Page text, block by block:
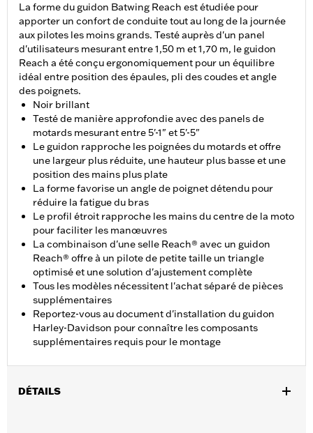
La forme du guidon Batwing Reach est étudiée pour
apporter un confort de conduite tout au long de la journée
aux pilotes les moins grands. Testé auprès d'un panel
d'utilisateurs mesurant entre 1,50 m et 1,70 m, le guidon
Reach a été conçu ergonomiquement pour un équilibre
idéal entre position des épaules, pli des coudes et angle
des poignets.
Noir brillant
Testé de manière approfondie avec des panels de
motards mesurant entre 5'-1" et 5'-5"
Le guidon rapproche les poignées du motards et offre
une largeur plus réduite, une hauteur plus basse et une
position des mains plus plate
La forme favorise un angle de poignet détendu pour
réduire la fatigue du bras
Le profil étroit rapproche les mains du centre de la moto
pour faciliter les manœuvres
La combinaison d'une selle Reach® avec un guidon
Reach® offre à un pilote de petite taille un triangle
optimisé et une solution d'ajustement complète
Tous les modèles nécessitent l'achat séparé de pièces
supplémentaires
Reportez-vous au document d'installation du guidon
Harley-Davidson pour connaître les composants
supplémentaires requis pour le montage
DÉTAILS